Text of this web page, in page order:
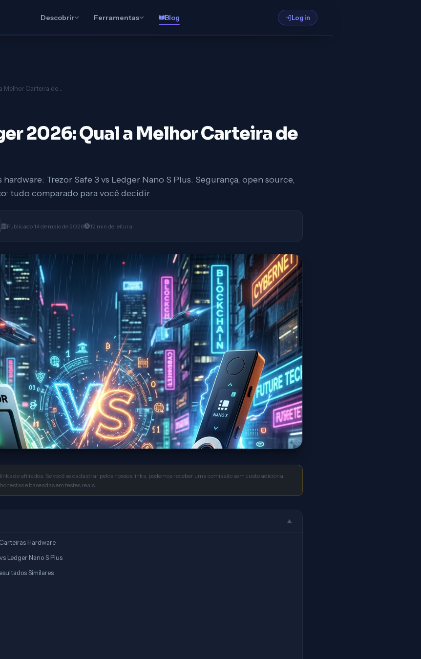
Descobrir Ferramentas Blog Login
2026: Qual a Melhor Carteira de
Trezor Safe 3 vs Ledger Nano S Plus. Segurança, open source,
tudo comparado para você decidir.
Publicado 14 de maio de 2026 12 min de leitura
de afiliados. Se você se cadastrar pelos nossos links, podemos receber uma comissão sem custo adicional
e baseadas em testes reais.
▲
Hardware
Ledger Nano S Plus
Similares